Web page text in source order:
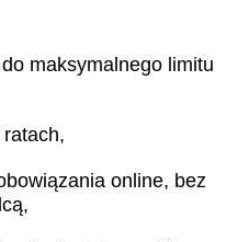
maksymalnego limitu
ratach,
online, bez